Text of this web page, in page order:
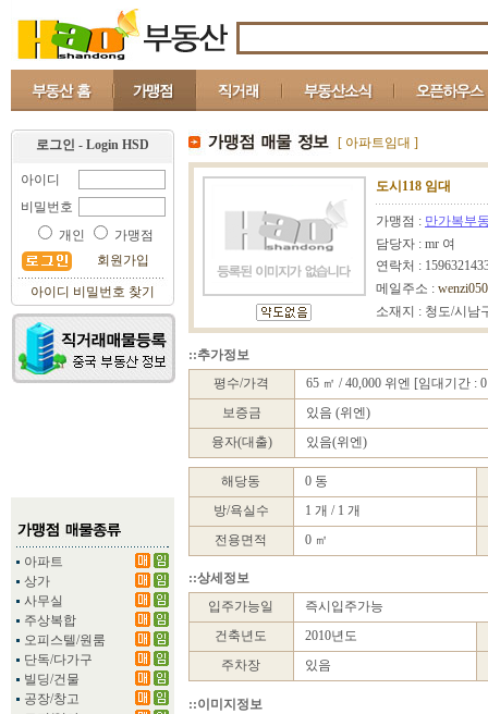
로그인 - Login HSD
아이디
비밀번호
개인
가맹점
회원가입
아이디 비밀번호 찾기
아파트
상가
사무실
주상복합
오피스텔/원룸
단독/다가구
빌딩/건물
공장/창고
[ 아파트임대 ]
도시118 임대
가맹점 : 만가복부
담당자 : mr 여
연락처 :
메일주소 :
소재지 : 청도/시남
::추가정보
평수/가격
65 ㎡ / 40,000 위엔 [임대기간 :
보증금
있음 (위엔)
융자(대출)
있음(위엔)
해당동
0 동
방/욕실수
1 개 / 1 개
전용면적
0 ㎡
::상세정보
입주가능일
즉시입주가능
건축년도
2010년도
주차장
있음
::이미지정보